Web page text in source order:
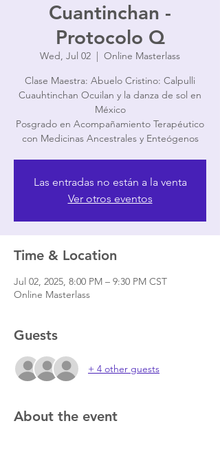
Cuantinchan -
Protocolo Q
Wed, Jul 02
  |
Online Masterlass
Clase Maestra: Abuelo Cristino: Calpulli
Cuauhtinchan Ocuilan y la danza de sol en
México
Posgrado en Acompañamiento Terapéutico
con Medicinas Ancestrales y Enteógenos
Las entradas no están a la venta
Ver otros eventos
Time & Location
Jul 02, 2025, 8:00 PM – 9:30 PM CST
Online Masterlass
Guests
+ 4 other guests
About the event